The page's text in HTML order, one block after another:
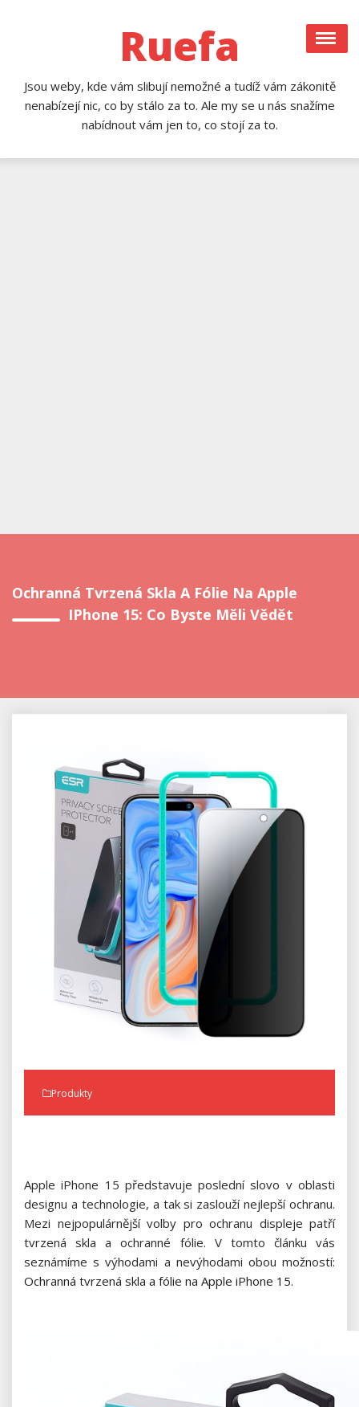
Ruefa
Jsou weby, kde vám slibují nemožné a tudíž vám zákonitě
nenabízejí nic, co by stálo za to. Ale my se u nás snažíme
nabídnout vám jen to, co stojí za to.
Ochranná Tvrzená Skla A Fólie Na Apple
IPhone 15: Co Byste Měli Vědět
Produkty
Apple iPhone 15 představuje poslední slovo v oblasti
designu a technologie, a tak si zaslouží nejlepší ochranu.
Mezi nejpopulárnější volby pro ochranu displeje patří
tvrzená skla a ochranné fólie. V tomto článku vás
seznámíme s výhodami a nevýhodami obou možností:
Ochranná tvrzená skla a fólie na Apple iPhone 15.